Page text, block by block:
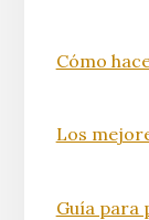
Cómo
Los
Guía para